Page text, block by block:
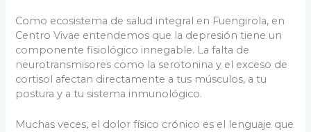
Como ecosistema de salud integral en Fuengirola, en
Centro Vivae entendemos que la depresión tiene un
componente fisiológico innegable. La falta de
neurotransmisores como la serotonina y el exceso de
cortisol afectan directamente a tus músculos, a tu
postura y a tu sistema inmunológico.
Muchas veces, el dolor físico crónico es el lenguaje que